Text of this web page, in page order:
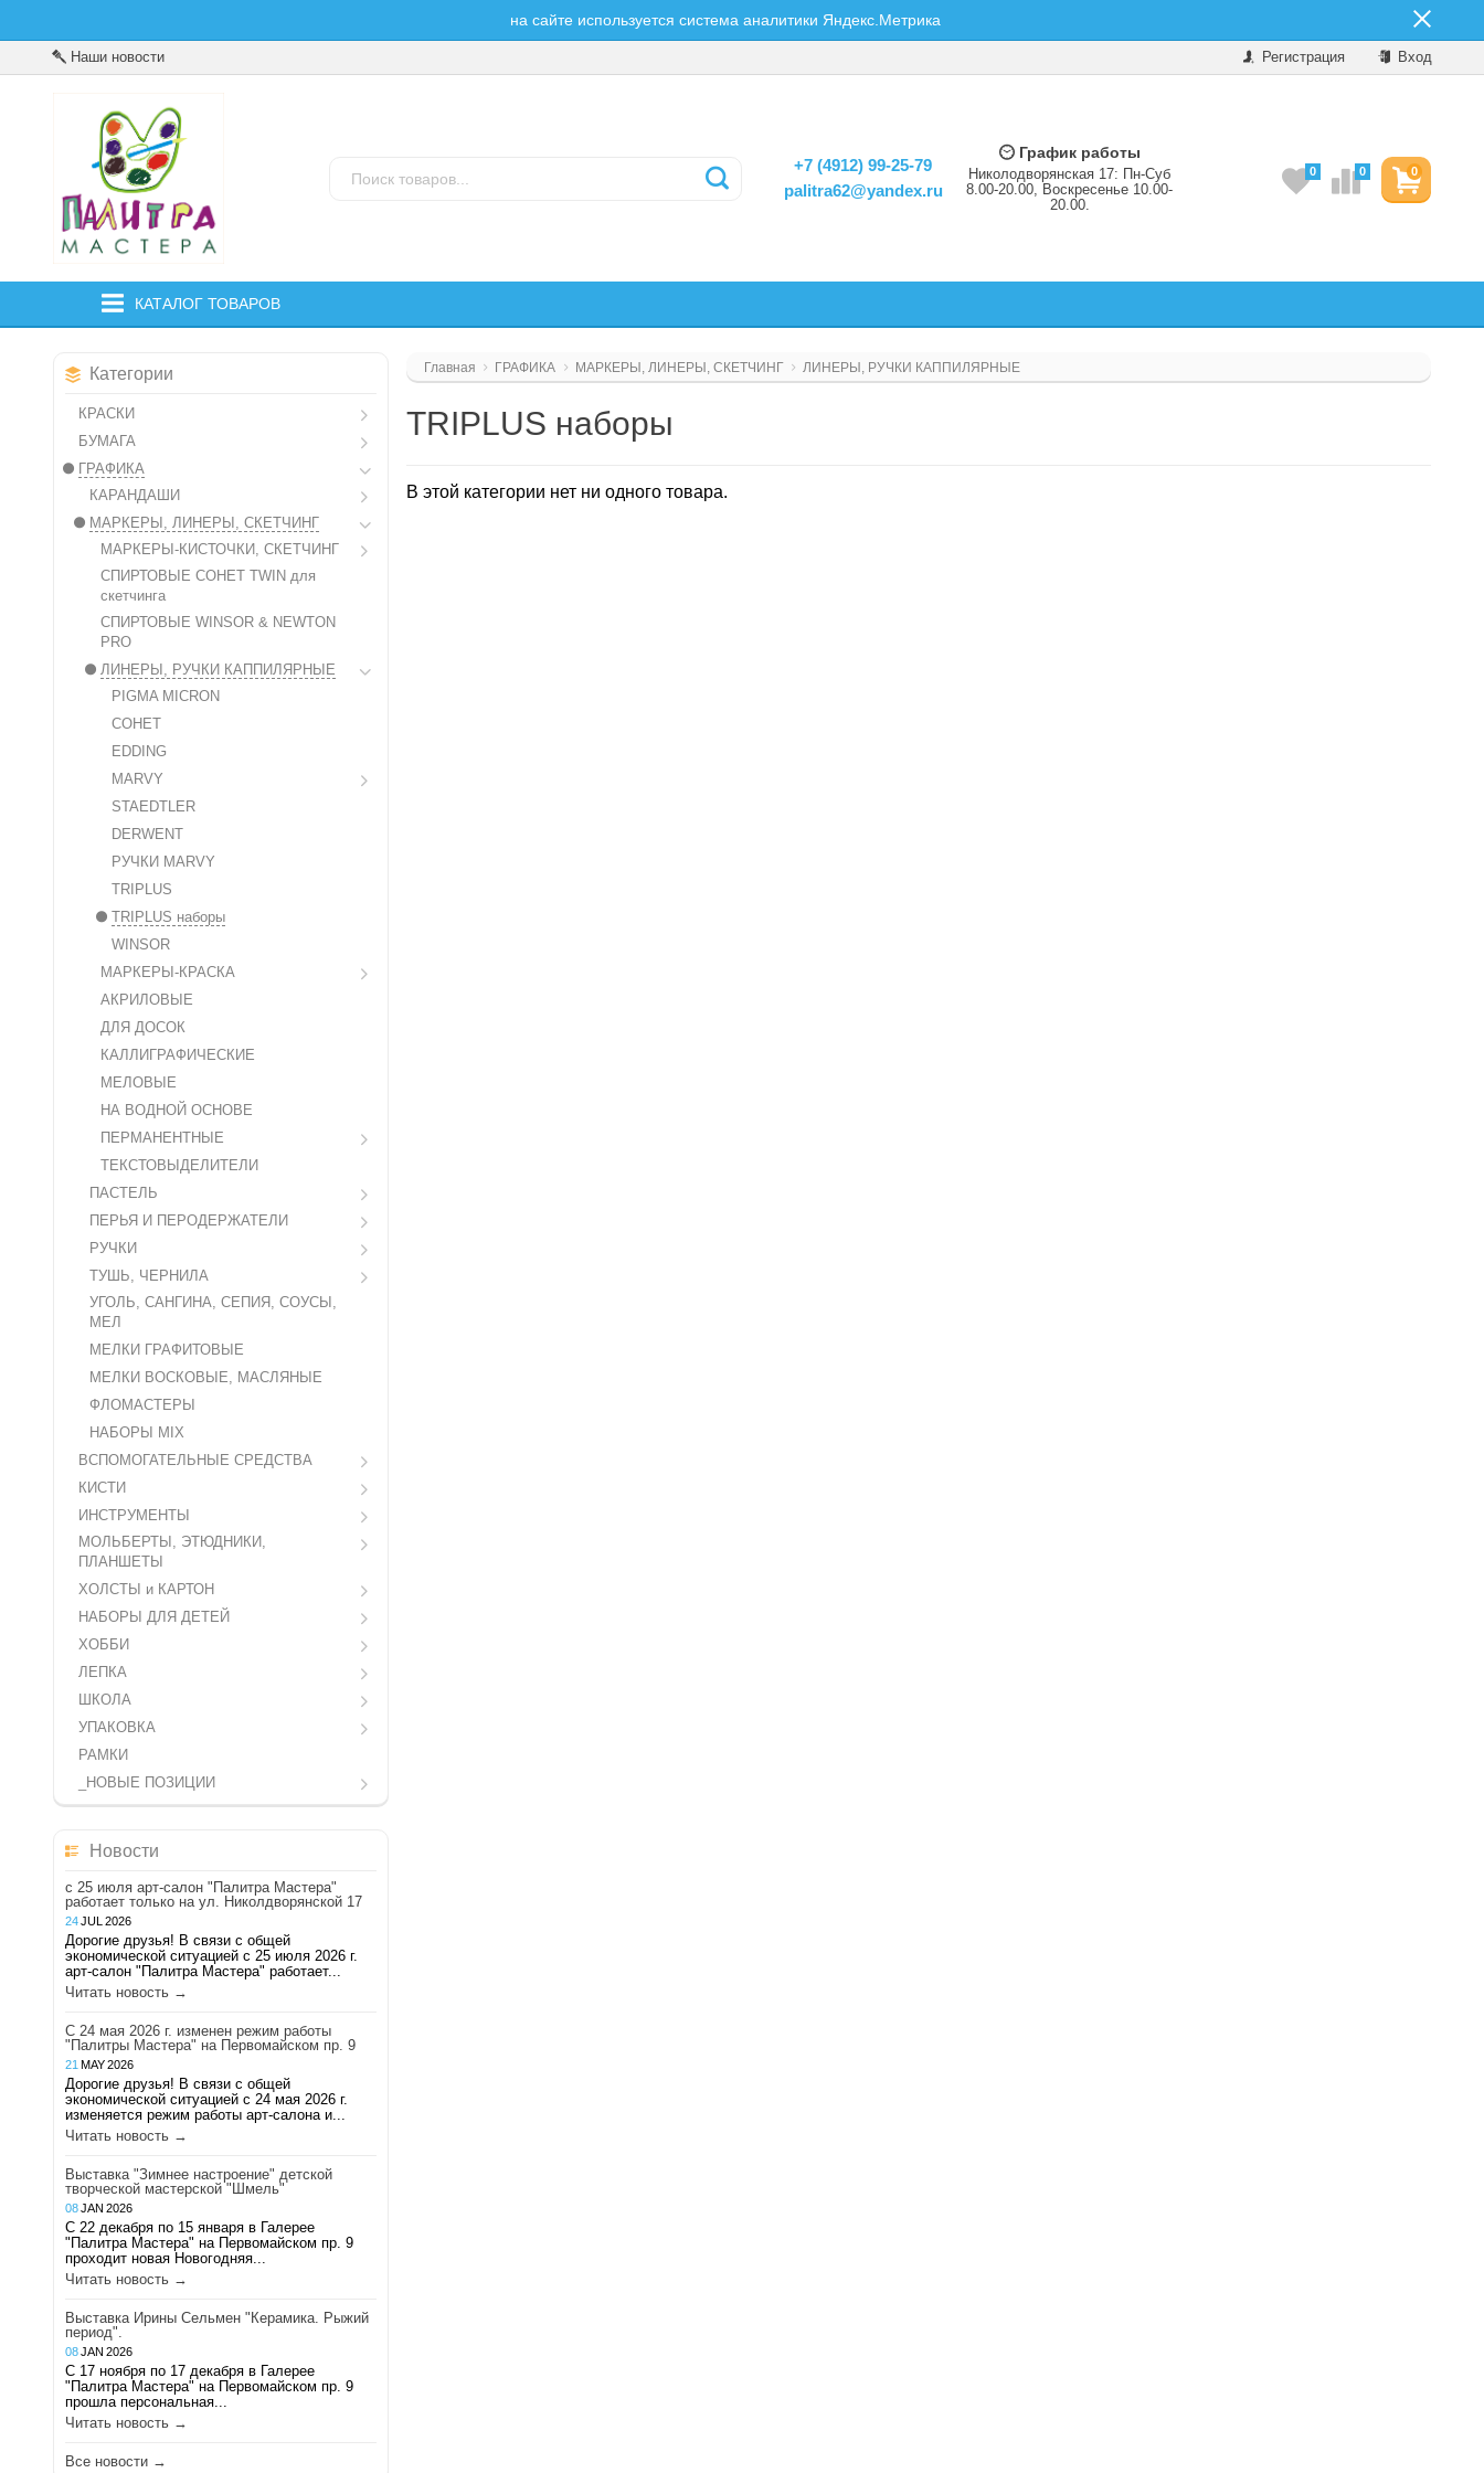
на сайте используется система аналитики Яндекс.Метрика
Наши новости Регистрация Вход
+7 (4912) 99-25-79
palitra62@yandex.ru
График работы
Николодворянская 17: Пн-Суб
8.00-20.00, Воскресенье 10.00-
20.00.
0
0 0
КАТАЛОГ ТОВАРОВ
Категории
КРАСКИ
БУМАГА
ГРАФИКА
КАРАНДАШИ
МАРКЕРЫ, ЛИНЕРЫ, СКЕТЧИНГ
МАРКЕРЫ-КИСТОЧКИ, СКЕТЧИНГ
СПИРТОВЫЕ СОНЕТ TWIN для
скетчинга
СПИРТОВЫЕ WINSOR & NEWTON
PRO
ЛИНЕРЫ, РУЧКИ КАППИЛЯРНЫЕ
PIGMA MICRON
СОНЕТ
EDDING
MARVY
STAEDTLER
DERWENT
РУЧКИ MARVY
TRIPLUS
TRIPLUS наборы
WINSOR
МАРКЕРЫ-КРАСКА
АКРИЛОВЫЕ
ДЛЯ ДОСОК
КАЛЛИГРАФИЧЕСКИЕ
МЕЛОВЫЕ
НА ВОДНОЙ ОСНОВЕ
ПЕРМАНЕНТНЫЕ
ТЕКСТОВЫДЕЛИТЕЛИ
ПАСТЕЛЬ
ПЕРЬЯ И ПЕРОДЕРЖАТЕЛИ
РУЧКИ
ТУШЬ, ЧЕРНИЛА
УГОЛЬ, САНГИНА, СЕПИЯ, СОУСЫ,
МЕЛ
МЕЛКИ ГРАФИТОВЫЕ
МЕЛКИ ВОСКОВЫЕ, МАСЛЯНЫЕ
ФЛОМАСТЕРЫ
НАБОРЫ MIX
ВСПОМОГАТЕЛЬНЫЕ СРЕДСТВА
КИСТИ
ИНСТРУМЕНТЫ
МОЛЬБЕРТЫ, ЭТЮДНИКИ,
ПЛАНШЕТЫ
ХОЛСТЫ и КАРТОН
НАБОРЫ ДЛЯ ДЕТЕЙ
ХОББИ
ЛЕПКА
ШКОЛА
УПАКОВКА
РАМКИ
_НОВЫЕ ПОЗИЦИИ
Новости
с 25 июля арт-салон "Палитра Мастера"
работает только на ул. Николдворянской 17
24JUL 2026
Дорогие друзья! В связи с общей
экономической ситуацией с 25 июля 2026 г.
арт-салон "Палитра Мастера" работает...
Читать новость →
С 24 мая 2026 г. изменен режим работы
"Палитры Мастера" на Первомайском пр. 9
21 MAY2026
Дорогие друзья! В связи с общей
экономической ситуацией с 24 мая 2026 г.
изменяется режим работы арт-салона и...
Читать новость →
Выставка "Зимнее настроение" детской
творческой мастерской "Шмель"
08JAN 2026
С 22 декабря по 15 января в Галерее
"Палитра Мастера" на Первомайском пр. 9
проходит новая Новогодняя...
Читать новость →
Выставка Ирины Сельмен "Керамика. Рыжий
период".
08JAN 2026
С 17 ноября по 17 декабря в Галерее
"Палитра Мастера" на Первомайском пр. 9
прошла персональная...
Читать новость →
Все новости →
Главная ГРАФИКА МАРКЕРЫ, ЛИНЕРЫ, СКЕТЧИНГ ЛИНЕРЫ, РУЧКИ КАППИЛЯРНЫЕ
TRIPLUS наборы
В этой категории нет ни одного товара.